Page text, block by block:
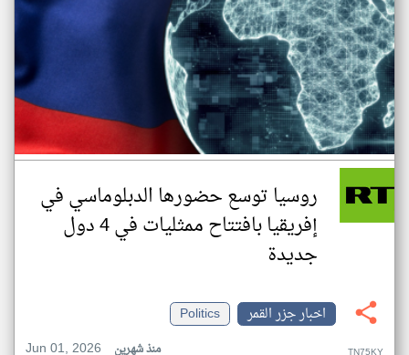
روسيا توسع حضورها الدبلوماسي في
إفريقيا بافتتاح ممثليات في 4 دول
جديدة
اخبار جزر القمر
Politics
Jun 01, 2026
منذ شهرين